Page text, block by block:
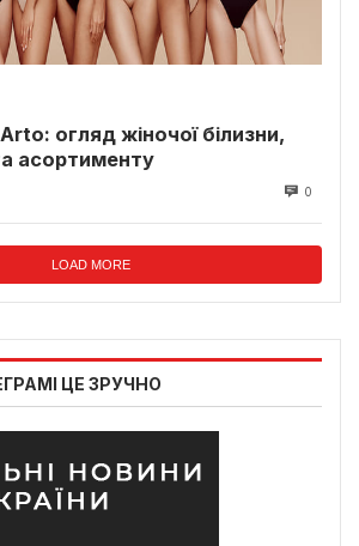
огляд жіночої білизни,
асортименту
0
LOAD MORE
ЦЕ ЗРУЧНО